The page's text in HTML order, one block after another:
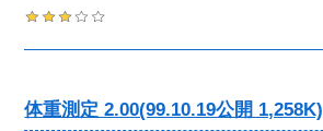
体重測定 2.00(99.10.19公開 1,258K)